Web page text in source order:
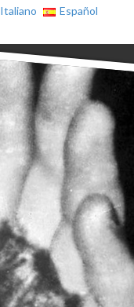
Italiano
Español